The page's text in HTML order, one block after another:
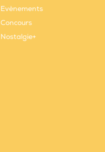
Evènements
Concours
Nostalgie+